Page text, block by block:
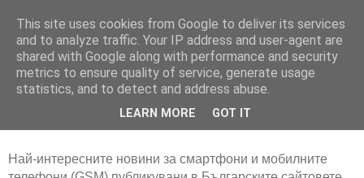
Най-интересните новини за смартфони и мобилните
This site uses cookies from Google to deliver its services
and to analyze traffic. Your IP address and user-agent are
shared with Google along with performance and security
metrics to ensure quality of service, generate usage
statistics, and to detect and address abuse.
LEARN MORE GOT IT